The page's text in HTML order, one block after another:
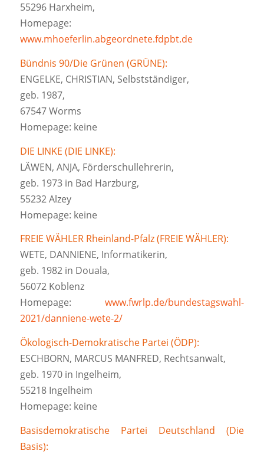
55296 Harxheim,
Homepage:
www.mhoeferlin.abgeordnete.fdpbt.de
Bündnis 90/Die Grünen (GRÜNE):
ENGELKE, CHRISTIAN, Selbstständiger,
geb. 1987,
67547 Worms
Homepage: keine
DIE LINKE (DIE LINKE):
LÄWEN, ANJA, Förderschullehrerin,
geb. 1973 in Bad Harzburg,
55232 Alzey
Homepage: keine
FREIE WÄHLER Rheinland-Pfalz (FREIE WÄHLER):
WETE, DANNIENE, Informatikerin,
geb. 1982 in Douala,
56072 Koblenz
Homepage:www.fwrlp.de/bundestagswahl-
2021/danniene-wete-2/
Ökologisch-Demokratische Partei (ÖDP):
ESCHBORN, MARCUS MANFRED, Rechtsanwalt,
geb. 1970 in Ingelheim,
55218 Ingelheim
Homepage: keine
Basisdemokratische Partei Deutschland (Die
Basis):